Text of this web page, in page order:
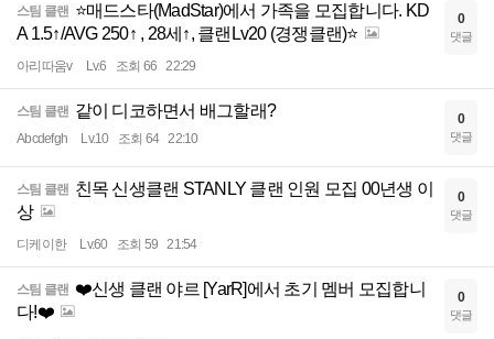
스팀 클랜 ⭐매드스타(MadStar)에서 가족을 모집합니다. KD
A 1.5↑/AVG 250↑ , 28세↑, 클랜Lv20 (경쟁클랜)⭐
아리따움v Lv.6 조회 66 22:29
0
댓글
스팀 클랜 같이 디코하면서 배그할래?
Abcdefgh Lv.10 조회 64 22:10
0
댓글
스팀 클랜 친목 신생클랜 STANLY 클랜 인원 모집 00년생 이
상
디케이한 Lv.60 조회 59 21:54
0
댓글
스팀 클랜 ❤️신생 클랜 야르 [YarR]에서 초기 멤버 모집합니
다!❤️
0
댓글